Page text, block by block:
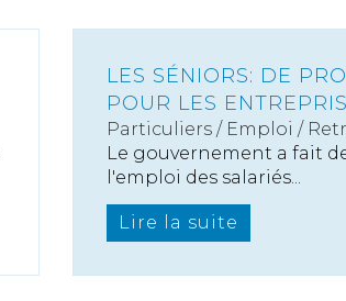
LES SÉNIORS: DE
POUR LES
Particuliers / Emploi /
Le gouvernement a fait
l'emploi des salariés...
Lire la suite